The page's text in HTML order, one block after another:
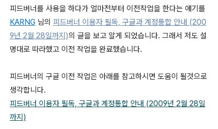
피드버너를 사용을 하다가 얼마전부터 이전작업을 한다는 얘기를
KARNG 님의 피드버너 이용자 필독, 구글과 계정통합 안내 (200
9년 2월 28일까지)의 글을 보고 알게 되었습니다. 그래서 저도 설
명대로 따라했고 이전 작업을 완료했습니다.
피드버너의 구글 이전 작업은 아래를 참고하시면 도움이 될것으로
생각합니다.
피드버너 이용자 필독, 구글과 계정통합 안내 (2009년 2월 28일
까지)